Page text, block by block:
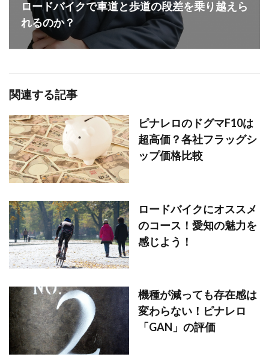
ロードバイクで車道と歩道の段差を乗り越えら
れるのか？
関連する記事
ピナレロのドグマF10は
超高価？各社フラッグシ
ップ価格比較
ロードバイクにオススメ
のコース！愛知の魅力を
感じよう！
機種が減っても存在感は
変わらない！ピナレロ
「GAN」の評価